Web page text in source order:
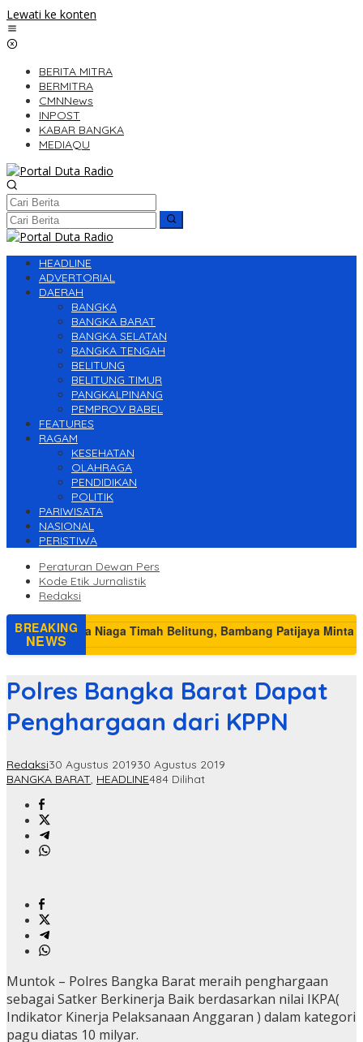
Lewati ke konten
BERITA MITRA
BERMITRA
CMNNews
INPOST
KABAR BANGKA
MEDIAQU
HEADLINE
ADVERTORIAL
DAERAH
BANGKA
BANGKA BARAT
BANGKA SELATAN
BANGKA TENGAH
BELITUNG
BELITUNG TIMUR
PANGKALPINANG
PEMPROV BABEL
FEATURES
RAGAM
KESEHATAN
OLAHRAGA
PENDIDIKAN
POLITIK
PARIWISATA
NASIONAL
PERISTIWA
Peraturan Dewan Pers
Kode Etik Jurnalistik
Redaksi
BREAKING
NEWS
Polres Bangka Barat Dapat
Penghargaan dari KPPN
Redaksi30 Agustus 201930 Agustus 2019
BANGKA BARAT, HEADLINE484 Dilihat
Muntok – Polres Bangka Barat meraih penghargaan
sebagai Satker Berkinerja Baik berdasarkan nilai IKPA(
Indikator Kinerja Pelaksanaan Anggaran ) dalam kategori
pagu diatas 10 milyar.